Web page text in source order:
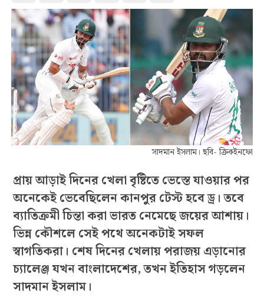
সাদমান ইসলাম। ছবি- ক্রিকইনফো
প্রায় আড়াই দিনের খেলা বৃষ্টিতে ভেস্তে যাওয়ার পর
অনেকেই ভেবেছিলেন কানপুর টেস্ট হবে ড্র। তবে
ব্যাতিক্রমী চিন্তা করা ভারত নেমেছে জয়ের আশায়।
ভিন্ন কৌশলে সেই পথে অনেকটাই সফল
স্বাগতিকরা। শেষ দিনের খেলায় পরাজয় এড়ানোর
চ্যালেঞ্জ যখন বাংলাদেশের, তখন ইতিহাস গড়লেন
সাদমান ইসলাম।